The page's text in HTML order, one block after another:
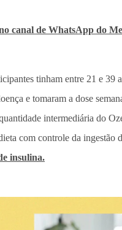
canal de WhatsApp do
tinham entre 21 e 39
e tomaram a dose
intermediária do
com controle da ingestão
insulina.